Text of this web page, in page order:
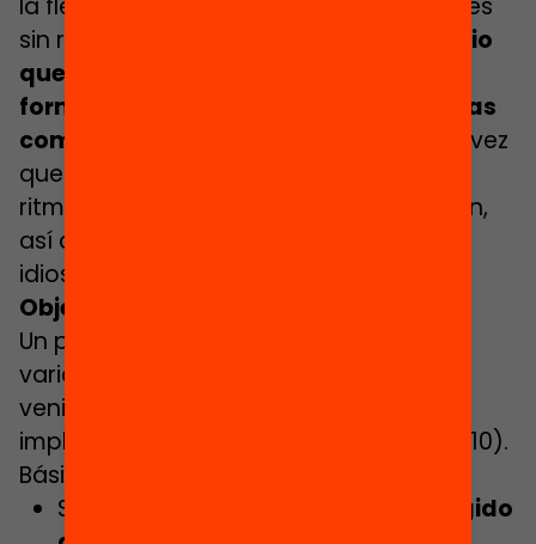
la flexibilidad y movilidad de los docentes
sin restricciones. Y para ello
es necesario
que el programa sea compartido,
formalizado y reconocido por todas las
comunidades y a escala estatal
, a la vez
que se tienen en cuenta los distintos
ritmos e iniciativas para su implantación,
así como las características y la
idiosincrasia de cada comunidad.
Objetivos de la inducción:
Un programa de inducción puede tener
varias funcionalidades, e incluso puede
venir determinado por el momento de
implementación (Comisión Europea, 2010).
Básicamente:
Si el programa de inducción
va dirigido